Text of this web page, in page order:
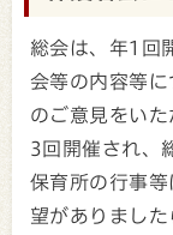
総会は、年1回
会等の内容等
のご意見をい
3回開催され、
保育所の行事
望がありまし